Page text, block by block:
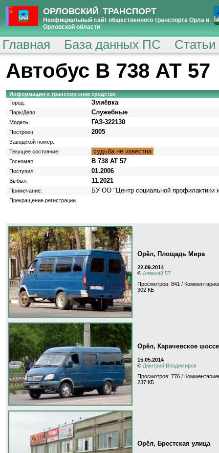
ОРЛОВСКИЙ ТРАНСПОРТ
Неофициальный сайт общественного транспорта Орла и
Орловской области
Главная База данных ПС
Автобус В 738 АТ 57
Информация о транспортном средстве
Город:
Змиёвка
Парк/Депо: Служебные
Модель: ГАЗ-322130
Построен: 2005
Заводской номер:
Текущее состояние:
судьба не известна
Госномер: В 738 АТ 57
Поступил: 01.2006
Выбыл: 11.2021
Примечание: БУ ОО "Центр социальной профилактики
Прекращение регистрации.
Орёл, Площадь Мира
22.09.2014
© Алексей 57
Просмотров: 841 /
302 КБ
Орёл, Карачевское шоссе
15.05.2014
© Дмитрий Владимиров
Просмотров: 776 /
237 КБ
Орёл, Брестская улица